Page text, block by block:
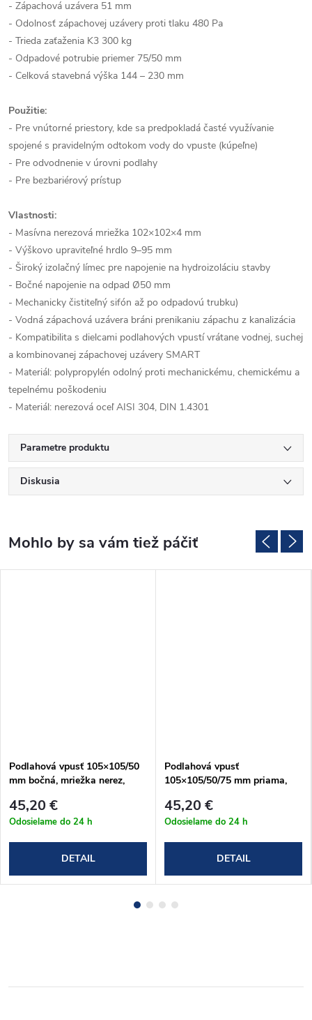
- Zápachová uzávera 51 mm
- Odolnosť zápachovej uzávery proti tlaku 480 Pa
- Trieda zaťaženia K3 300 kg
- Odpadové potrubie priemer 75/50 mm
- Celková stavebná výška 144 – 230 mm
Použitie:
- Pre vnútorné priestory, kde sa predpokladá časté využívanie
spojené s pravidelným odtokom vody do vpuste (kúpeľne)
- Pre odvodnenie v úrovni podlahy
- Pre bezbariérový prístup
Vlastnosti:
- Masívna nerezová mriežka 102×102×4 mm
- Výškovo upraviteľné hrdlo 9–95 mm
- Široký izolačný límec pre napojenie na hydroizoláciu stavby
- Bočné napojenie na odpad Ø50 mm
- Mechanicky čistiteľný sifón až po odpadovú trubku)
- Vodná zápachová uzávera bráni prenikaniu zápachu z kanalizácia
- Kompatibilita s dielcami podlahových vpustí vrátane vodnej, suchej
a kombinovanej zápachovej uzávery SMART
- Materiál: polypropylén odolný proti mechanickému, chemickému a
tepelnému poškodeniu
- Materiál: nerezová oceľ AISI 304, DIN 1.4301
Parametre produktu
Diskusia
Podlahová vpusť 105×105/50
mm bočná, mriežka nerez,
(APV103)
45,20 €
Odosielame do 24 h
DETAIL
Podlahová vpusť
105×105/50/75 mm priama,
zápachová uzávera (APV201)
45,20 €
Odosielame do 24 h
DETAIL